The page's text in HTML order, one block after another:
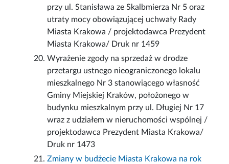
przy ul. Stanisława ze Skalbmierza Nr 5 oraz
utraty mocy obowiązującej uchwały Rady
Miasta Krakowa / projektodawca Prezydent
Miasta Krakowa/ Druk nr 1459
Wyrażenie zgody na sprzedaż w drodze
przetargu ustnego nieograniczonego lokalu
mieszkalnego Nr 3 stanowiącego własność
Gminy Miejskiej Kraków, położonego w
budynku mieszkalnym przy ul. Długiej Nr 17
wraz z udziałem w nieruchomości wspólnej /
projektodawca Prezydent Miasta Krakowa/
Druk nr 1473
Zmiany w budżecie Miasta Krakowa na rok